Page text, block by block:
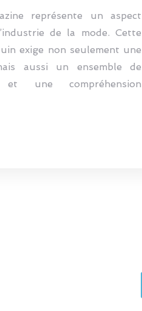
représente un aspect
de la mode. Cette
exige non seulement une
aussi un ensemble de
et une compréhension